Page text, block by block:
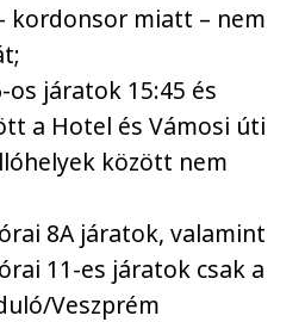
kordonsor miatt – nem
os járatok 15:45 és
a Hotel és Vámosi úti
között nem
8A járatok, valamint
11-es járatok csak a
Veszprém